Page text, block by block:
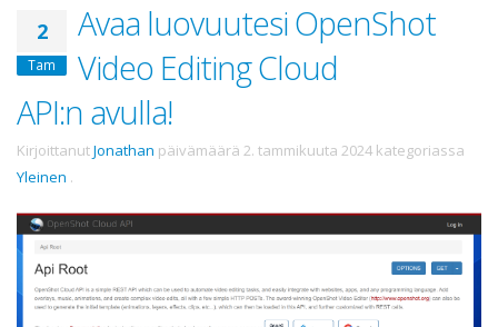
2
Tam
Avaa luovuutesi OpenShot
Video Editing Cloud
API:n avulla!
KirjoittanutJonathan päivämäärä 2. tammikuuta 2024 kategoriassa
Yleinen .